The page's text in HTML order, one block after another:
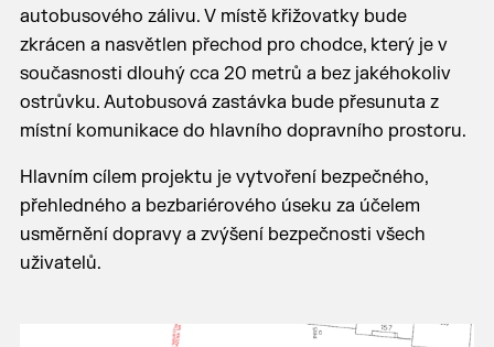
autobusového zálivu. V místě křižovatky bude
zkrácen a nasvětlen přechod pro chodce, který je v
současnosti dlouhý cca 20 metrů a bez jakéhokoliv
ostrůvku. Autobusová zastávka bude přesunuta z
místní komunikace do hlavního dopravního prostoru.
Hlavním cílem projektu je vytvoření bezpečného,
přehledného a bezbariérového úseku za účelem
usměrnění dopravy a zvýšení bezpečnosti všech
uživatelů.